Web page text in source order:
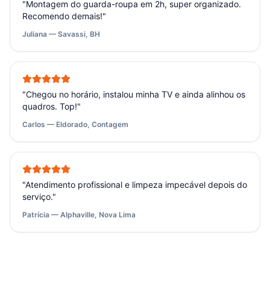
"Montagem do guarda-roupa em 2h, super organizado.
Recomendo demais!"
Juliana — Savassi, BH
"Chegou no horário, instalou minha TV e ainda alinhou os
quadros. Top!"
Carlos — Eldorado, Contagem
"Atendimento profissional e limpeza impecável depois do
serviço."
Patrícia — Alphaville, Nova Lima